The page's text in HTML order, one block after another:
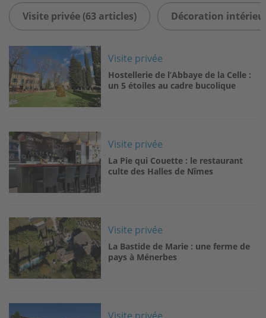
Visite privée (63 articles) Décoration
Image
Visite privée
Hostellerie de l’Abbaye de la Celle :
un 5 étoiles au cadre bucolique
Image
Visite privée
La Pie qui Couette : le restaurant
culte des Halles de Nîmes
Image
Visite privée
La Bastide de Marie : une ferme de
pays à Ménerbes
Image